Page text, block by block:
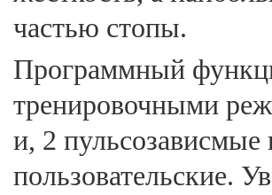
частью стопы.
Программный
тренировочными
и, 2
пользовательские.